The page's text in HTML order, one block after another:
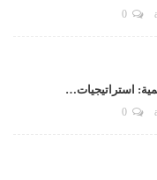
استراتيجيات…